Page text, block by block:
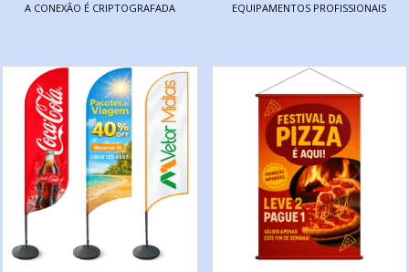
A CONEXÃO É CRIPTOGRAFADA EQUIPAMENTOS PROFISSIONAIS